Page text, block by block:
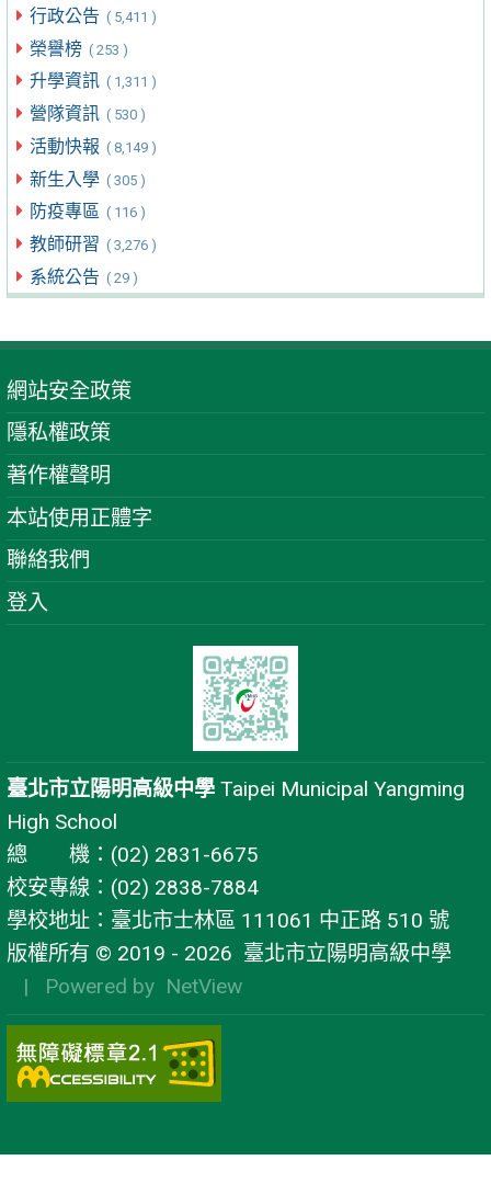
行政公告 ( 5,411 )
榮譽榜 ( 253 )
升學資訊 ( 1,311 )
營隊資訊 ( 530 )
活動快報 ( 8,149 )
新生入學 ( 305 )
防疫專區 ( 116 )
教師研習 ( 3,276 )
系統公告 ( 29 )
網站安全政策
隱私權政策
著作權聲明
本站使用正體字
聯絡我們
登入
臺北市立陽明高級中學 Taipei Municipal Yangming
High School
總 機：(02) 2831-6675
校安專線：(02) 2838-7884
學校地址：臺北市士林區 111061 中正路 510 號
版權所有 © 2019 - 2026 臺北市立陽明高級中學
| Powered by NetView